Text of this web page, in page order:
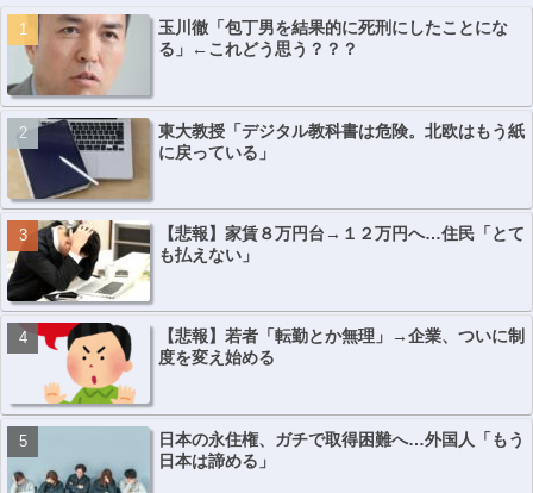
玉川徹「包丁男を結果的に死刑にしたことにな
る」←これどう思う？？？
東大教授「デジタル教科書は危険。北欧はもう紙
に戻っている」
【悲報】家賃８万円台→１２万円へ…住民「とて
も払えない」
【悲報】若者「転勤とか無理」→企業、ついに制
度を変え始める
日本の永住権、ガチで取得困難へ…外国人「もう
日本は諦める」